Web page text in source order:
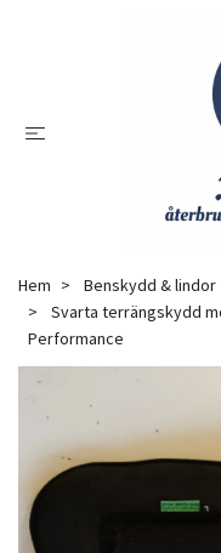
Hem Benskydd & lindor
Svarta terrängskydd
Performance